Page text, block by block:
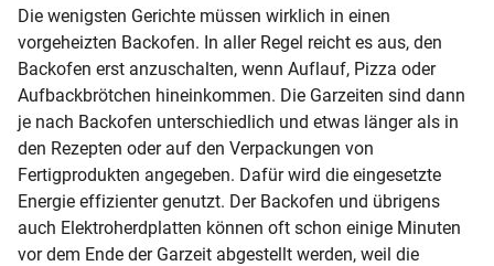
Die wenigsten Gerichte müssen wirklich in einen
vorgeheizten Backofen. In aller Regel reicht es aus, den
Backofen erst anzuschalten, wenn Auflauf, Pizza oder
Aufbackbrötchen hineinkommen. Die Garzeiten sind dann
je nach Backofen unterschiedlich und etwas länger als in
den Rezepten oder auf den Verpackungen von
Fertigprodukten angegeben. Dafür wird die eingesetzte
Energie effizienter genutzt. Der Backofen und übrigens
auch Elektroherdplatten können oft schon einige Minuten
vor dem Ende der Garzeit abgestellt werden, weil die